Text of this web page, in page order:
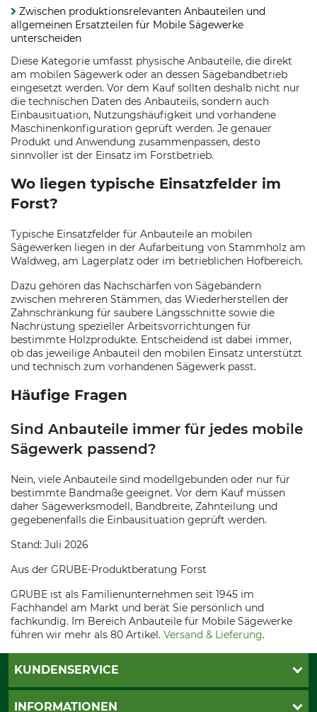
Zwischen produktionsrelevanten Anbauteilen und
allgemeinen Ersatzteilen für Mobile Sägewerke
unterscheiden
Diese Kategorie umfasst physische Anbauteile, die direkt
am mobilen Sägewerk oder an dessen Sägebandbetrieb
eingesetzt werden. Vor dem Kauf sollten deshalb nicht nur
die technischen Daten des Anbauteils, sondern auch
Einbausituation, Nutzungshäufigkeit und vorhandene
Maschinenkonfiguration geprüft werden. Je genauer
Produkt und Anwendung zusammenpassen, desto
sinnvoller ist der Einsatz im Forstbetrieb.
Wo liegen typische Einsatzfelder im
Forst?
Typische Einsatzfelder für Anbauteile an mobilen
Sägewerken liegen in der Aufarbeitung von Stammholz am
Waldweg, am Lagerplatz oder im betrieblichen Hofbereich.
Dazu gehören das Nachschärfen von Sägebändern
zwischen mehreren Stämmen, das Wiederherstellen der
Zahnschränkung für saubere Längsschnitte sowie die
Nachrüstung spezieller Arbeitsvorrichtungen für
bestimmte Holzprodukte. Entscheidend ist dabei immer,
ob das jeweilige Anbauteil den mobilen Einsatz unterstützt
und technisch zum vorhandenen Sägewerk passt.
Häufige Fragen
Sind Anbauteile immer für jedes mobile
Sägewerk passend?
Nein, viele Anbauteile sind modellgebunden oder nur für
bestimmte Bandmaße geeignet. Vor dem Kauf müssen
daher Sägewerksmodell, Bandbreite, Zahnteilung und
gegebenenfalls die Einbausituation geprüft werden.
Stand: Juli 2026
Aus der GRUBE-Produktberatung Forst
GRUBE ist als Familienunternehmen seit 1945 im
Fachhandel am Markt und berät Sie persönlich und
fachkundig. Im Bereich Anbauteile für Mobile Sägewerke
führen wir mehr als 80 Artikel. Versand & Lieferung.
KUNDENSERVICE
Katalogbestellung
INFORMATIONEN